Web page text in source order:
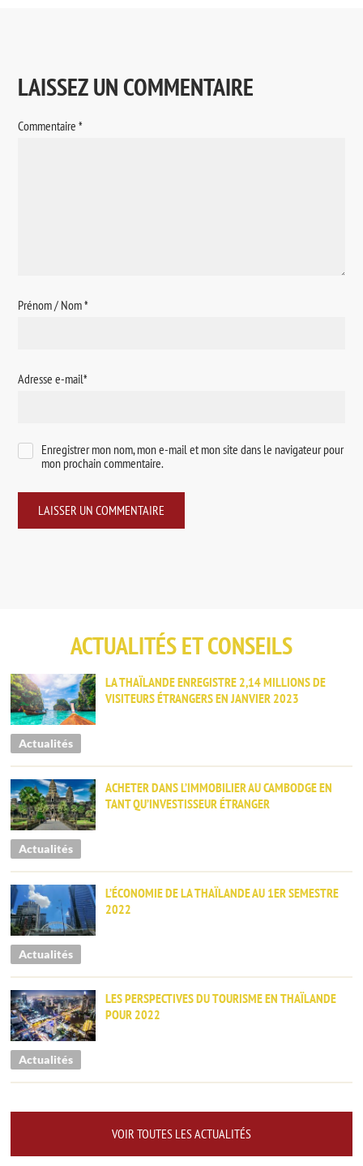
LAISSEZ UN COMMENTAIRE
Commentaire*
Prénom / Nom*
Adresse e-mail*
Enregistrer mon nom, mon e-mail et mon site dans le navigateur pour
mon prochain commentaire.
ACTUALITÉS ET CONSEILS
LA THAÏLANDE ENREGISTRE 2,14 MILLIONS DE
VISITEURS ÉTRANGERS EN JANVIER 2023
Actualités
ACHETER DANS L’IMMOBILIER AU CAMBODGE EN
TANT QU’INVESTISSEUR ÉTRANGER
Actualités
L’ÉCONOMIE DE LA THAÏLANDE AU 1ER SEMESTRE
2022
Actualités
LES PERSPECTIVES DU TOURISME EN THAÏLANDE
POUR 2022
Actualités
VOIR TOUTES LES ACTUALITÉS